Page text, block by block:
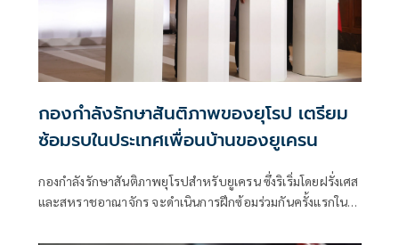
กองกำลังรักษาสันติภาพของยุโรป เตรียม
ซ้อมรบในประเทศเพื่อนบ้านของยูเครน
กองกำลังรักษาสันติภาพยุโรปสำหรับยูเครน ซึ่งริเริ่มโดยฝรั่งเศส
และสหราชอาณาจักร จะดำเนินการฝึกซ้อมร่วมกันครั้งแรกใน